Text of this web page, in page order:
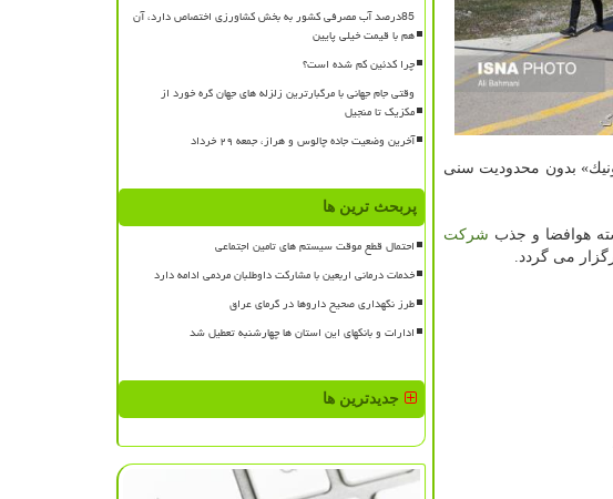
بدون محدودیت سنی
شركت
می گردد.
85درصد آب مصرفی کشور به بخش کشاورزی اختصاص دارد، آن
هم با قیمت خیلی پایین
چرا کدئین کم شده است؟
وقتی جام جهانی با مرگبارترین زلزله های جهان گره خورد از
مکزیک تا منجیل
آخرین وضعیت جاده چالوس و هراز، جمعه ۲۹ خرداد
پربحث ترین ها
احتمال قطع موقت سیستم های تامین اجتماعی
خدمات درمانی اربعین با مشارکت داوطلبان مردمی ادامه دارد
طرز نگهداری صحیح داروها در گرمای عراق
ادارات و بانکهای این استان ها چهارشنبه تعطیل شد
جدیدترین ها